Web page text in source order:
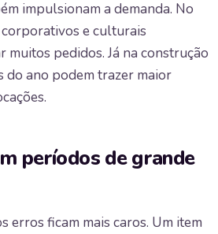
impulsionam a demanda. No
e culturais
muitos pedidos. Já na construção
do ano podem trazer maior
períodos de grande
erros ficam mais caros. Um item